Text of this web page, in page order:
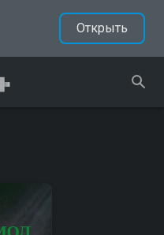
Открыть